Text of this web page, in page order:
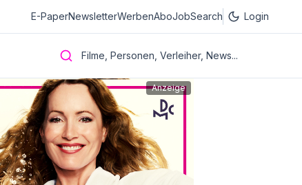
E-PaperNewsletterWerbenAboJobSearch Login
Filme, Personen, Verleiher, News...
Anzeige